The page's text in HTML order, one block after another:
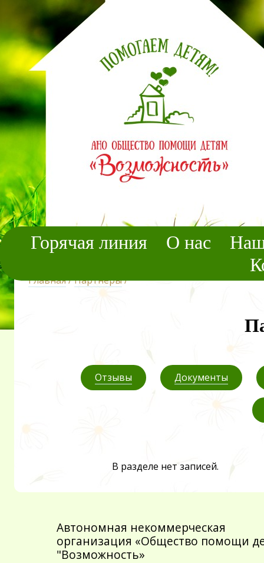
Горячая линия О нас
Главная/Партнеры/
Отзывы Документы
В разделе нет записей.
Автономная некоммерческая
организация «Общество помощи
"Возможность»